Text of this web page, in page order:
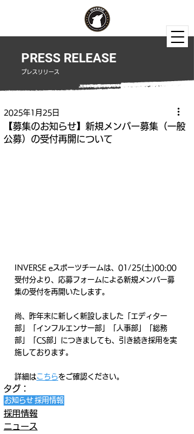
PRESS RELEASE
​プレスリリース
【募集のお知らせ】新規メンバー募集（一般
公募）の受付再開について
2025年1月25日
INVERSE eスポーツチームは、01/25(土)00:00
受付分より、応募フォームによる新規メンバー募
集の受付を再開いたします。
尚、昨年末に新しく新設しました「エディター
部」「インフルエンサー部」「人事部」「総務
部」「CS部」につきましても、引き続き採用を実
施しております。
詳細はこちらをご確認ください。
タグ：
お知らせ採用情報
採用情報
ニュース